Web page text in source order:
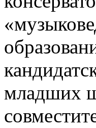
младших